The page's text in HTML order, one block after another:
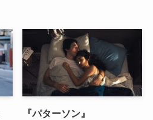
『パターソン』